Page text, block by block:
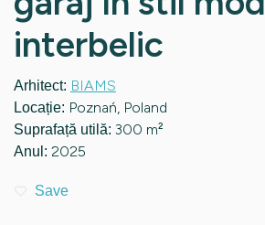
interbelic
Arhitect: BIAMS
Locație: Poznań, Poland
Suprafață utilă: 300 m²
Anul: 2025